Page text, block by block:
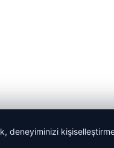
deneyiminizi